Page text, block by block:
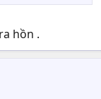
hồn .